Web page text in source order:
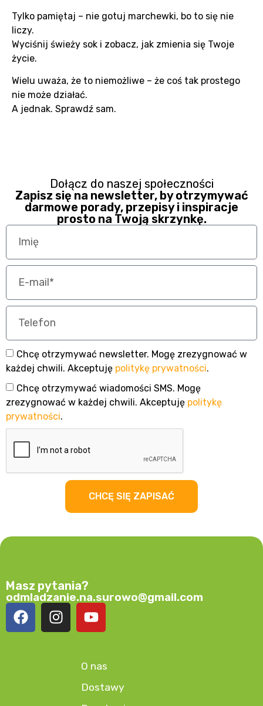
Tylko pamiętaj – nie gotuj marchewki, bo to się nie
liczy.
Wyciśnij świeży sok i zobacz, jak zmienia się Twoje
życie.
Wielu uważa, że to niemożliwe – że coś tak prostego
nie może działać.
A jednak. Sprawdź sam.
Dołącz do naszej społeczności
Zapisz się na newsletter, by otrzymywać
darmowe porady, przepisy i inspiracje
prosto na Twoją skrzynkę.
Chcę otrzymywać newsletter. Mogę zrezygnować w
każdej chwili. Akceptuję politykę prywatności.
Chcę otrzymywać wiadomości SMS. Mogę
zrezygnować w każdej chwili. Akceptuję politykę
prywatności.
CHCĘ SIĘ ZAPISAĆ
O nas
Dostawy
Masz pytania?
odmladzanie.na.surowo@gmail.com